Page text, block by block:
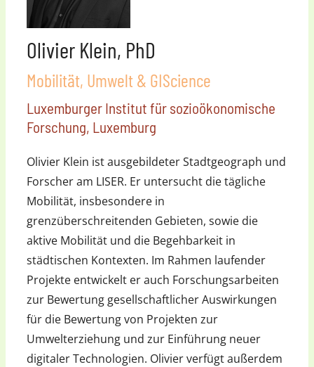
Olivier Klein, PhD
Mobilität, Umwelt & GIScience
Luxemburger Institut für sozioökonomische
Forschung, Luxemburg
Olivier Klein ist ausgebildeter Stadtgeograph und
Forscher am LISER. Er untersucht die tägliche
Mobilität, insbesondere in
grenzüberschreitenden Gebieten, sowie die
aktive Mobilität und die Begehbarkeit in
städtischen Kontexten. Im Rahmen laufender
Projekte entwickelt er auch Forschungsarbeiten
zur Bewertung gesellschaftlicher Auswirkungen
für die Bewertung von Projekten zur
Umwelterziehung und zur Einführung neuer
digitaler Technologien. Olivier verfügt außerdem